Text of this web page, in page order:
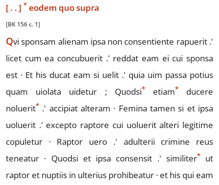
[..] *eodem quo supra
[BK 156 c. 1]
Qvi sponsam alienam ipsa non consentiente rapuerit .'
licet cum ea concubuerit .' reddat eam ei cui sponsa
est · Et his ducat eam si uelit .' quia uim passa potius
quam uiolata uidetur ; Quodsi* etiam*ducere
noluerit* .' accipiat alteram · Femina tamen si et ipsa
uoluerit .' excepto raptore cui uoluerit alteri legitime
copuletur · Raptor uero .' adulterii crimine reus
teneatur · Quodsi et ipsa consensit .' similiter*ut
raptor et nuptiis in ulterius prohibeatur · et his qui eam